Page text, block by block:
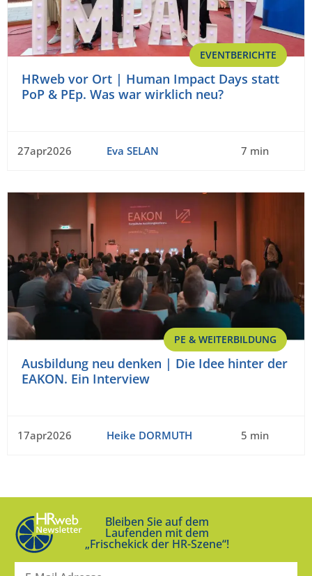
EVENTBERICHTE
HRweb vor Ort | Human Impact Days statt
PoP & PEp. Was war wirklich neu?
27apr2026 Eva SELAN 7 min
PE & WEITERBILDUNG
Ausbildung neu denken | Die Idee hinter der
EAKON. Ein Interview
17apr2026 Heike DORMUTH 5 min
Bleiben Sie auf dem
Laufenden mit dem
„Frischekick der HR-Szene“!